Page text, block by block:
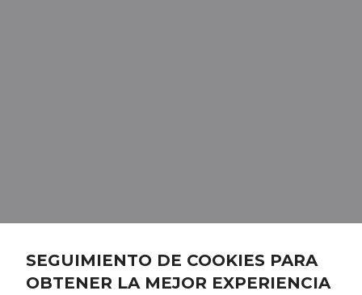
SEGUIMIENTO DE COOKIES PARA
OBTENER LA MEJOR EXPERIENCIA